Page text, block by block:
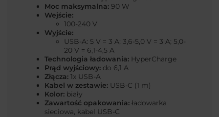
Moc maksymalna: 90 W
Wejście:
100-240 V
Wyjście:
USB-A: 5 V = 3 A; 3,6-5,0 V = 3 A; 5,0-
20 V = 6,1-4,5 A
Technologia ładowania: HyperCharge
Prąd wyjściowy: do 6,1 A
Złącza: 1x USB-A
Kabel w zestawie: USB-C (1 m)
Kolor: biały
Zawartość opakowania: ładowarka
sieciowa, kabel USB-C